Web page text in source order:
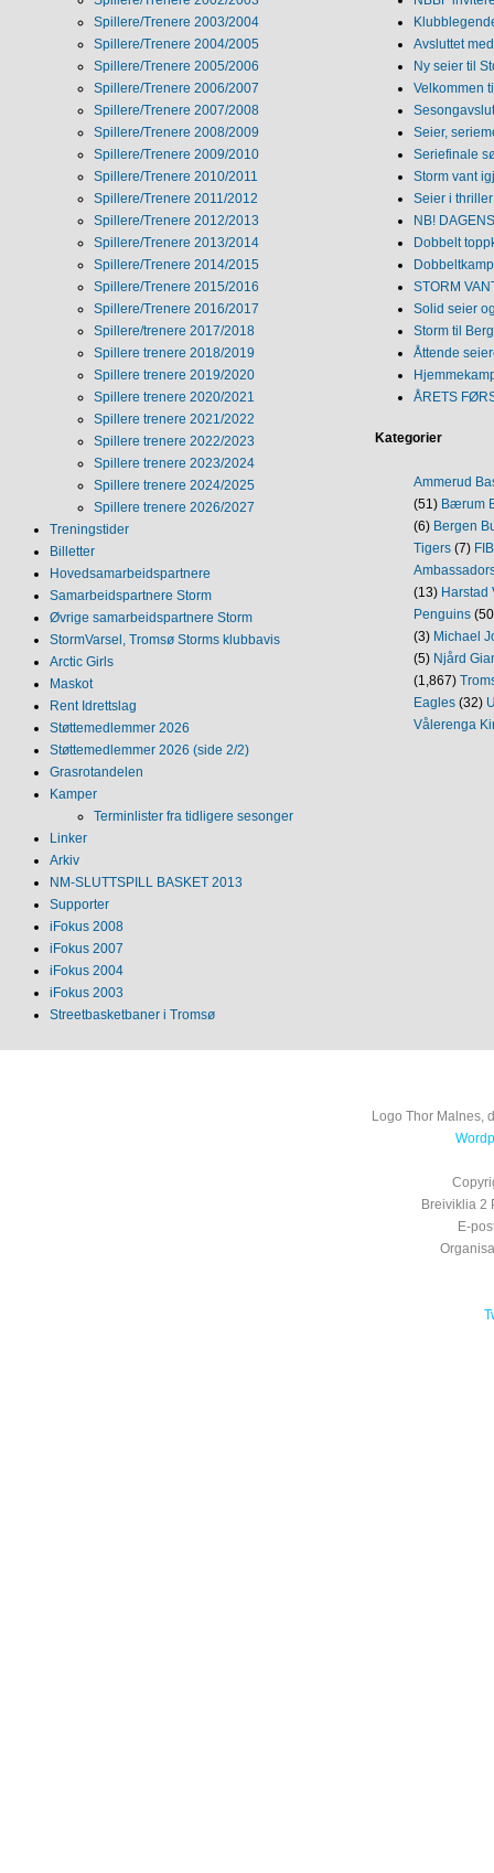
Spillere/Trenere 2003/2004
Spillere/Trenere 2004/2005
Spillere/Trenere 2005/2006
Spillere/Trenere 2006/2007
Spillere/Trenere 2007/2008
Spillere/Trenere 2008/2009
Spillere/Trenere 2009/2010
Spillere/Trenere 2010/2011
Spillere/Trenere 2011/2012
Spillere/Trenere 2012/2013
Spillere/Trenere 2013/2014
Spillere/Trenere 2014/2015
Spillere/Trenere 2015/2016
Spillere/Trenere 2016/2017
Spillere/trenere 2017/2018
Spillere trenere 2018/2019
Spillere trenere 2019/2020
Spillere trenere 2020/2021
Spillere trenere 2021/2022
Spillere trenere 2022/2023
Spillere trenere 2023/2024
Spillere trenere 2024/2025
Spillere trenere 2026/2027
Treningstider
Billetter
Hovedsamarbeidspartnere
Samarbeidspartnere Storm
Øvrige samarbeidspartnere Storm
StormVarsel, Tromsø Storms klubbavis
Arctic Girls
Maskot
Rent Idrettslag
Støttemedlemmer 2026
Støttemedlemmer 2026 (side 2/2)
Grasrotandelen
Kamper
Terminlister fra tidligere sesonger
Linker
Arkiv
NM‐SLUTTSPILL BASKET 2013
Supporter
iFokus 2008
iFokus 2007
iFokus 2004
iFokus 2003
Streetbasketbaner i Tromsø
Avsluttet
Ny seier til
Velkommen
Seier,
Seriefinale
Storm vant
Seier i
NB!
Dobbelt
STORM
Solid seier
Storm til
Åttende
ÅRETS
Kategorier
Ammerud
(51) Bærum
(6) Bergen
Tigers (7)
(13) Harstad
Penguins
(3) Michael
(5) Njård
(1,867)
Eagles (32)
Vålerenga
Logo Thor Malnes,
Breiviklia 2
E-